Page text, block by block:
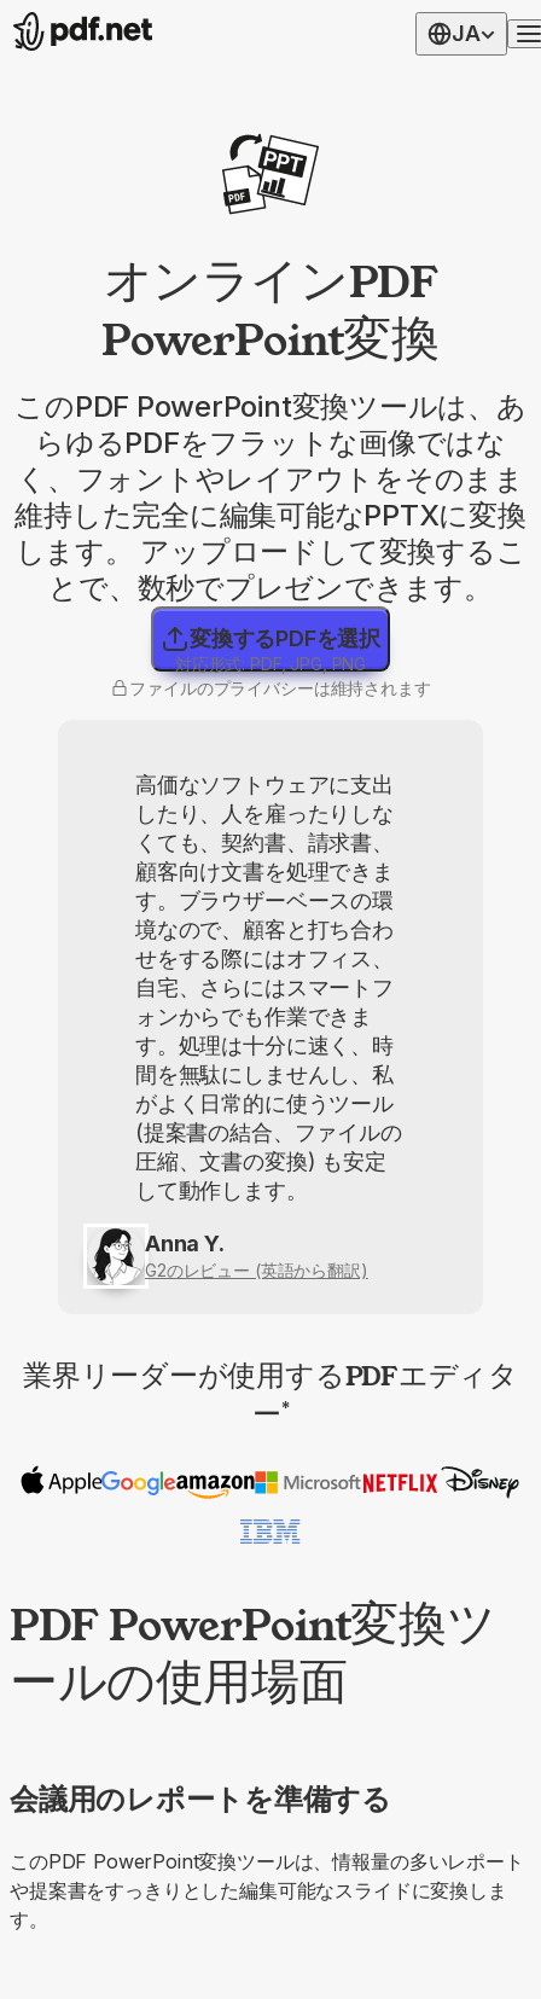
JA
オンラインPDF
PowerPoint変換
このPDF PowerPoint変換ツールは、あ
らゆるPDFをフラットな画像ではな
く、フォントやレイアウトをそのまま
維持した完全に編集可能なPPTXに変換
します。 アップロードして変換するこ
とで、数秒でプレゼンできます。
変換するPDFを選択
対応形式: PDF, JPG, PNG
ファイルのプライバシーは維持されます
高価なソフトウェアに支出
したり、人を雇ったりしな
くても、契約書、請求書、
顧客向け文書を処理できま
す。ブラウザーベースの環
境なので、顧客と打ち合わ
せをする際にはオフィス、
自宅、さらにはスマートフ
ォンからでも作業できま
す。処理は十分に速く、時
間を無駄にしませんし、私
がよく日常的に使うツール
(提案書の結合、ファイルの
圧縮、文書の変換) も安定
して動作します。
Anna Y.
G2のレビュー (英語から翻訳)
業界リーダーが使用するPDFエディタ
ー*
PDF PowerPoint変換ツ
ールの使用場面
会議用のレポートを準備する
このPDF PowerPoint変換ツールは、情報量の多いレポート
や提案書をすっきりとした編集可能なスライドに変換しま
す。